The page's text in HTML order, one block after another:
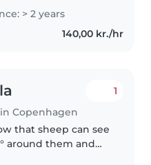
and
I have prior
caring for children,..
> 2 years
140,00 kr./hr
Copenhagen
1
that sheep can see
around them and